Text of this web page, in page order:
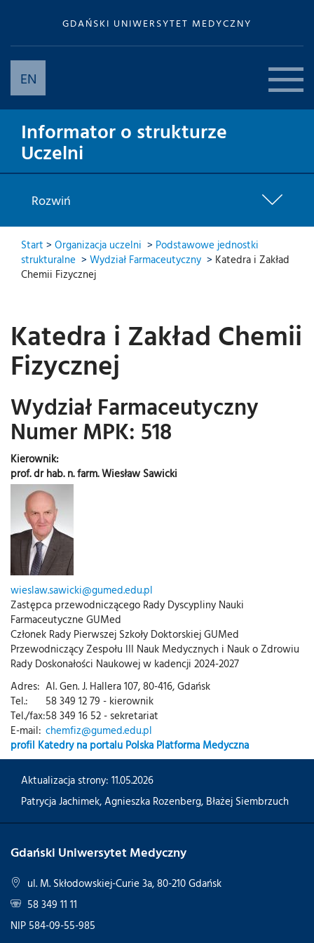
GDAŃSKI UNIWERSYTET MEDYCZNY
EN
Informator o strukturze
Uczelni
Rozwiń
Start > Organizacja uczelni > Podstawowe jednostki
strukturalne > Wydział Farmaceutyczny > Katedra i Zakład
Chemii Fizycznej
Katedra i Zakład Chemii
Fizycznej
Wydział Farmaceutyczny
Numer MPK: 518
Kierownik:
prof. dr hab. n. farm. Wiesław Sawicki
wieslaw.sawicki@gumed.edu.pl
Zastępca przewodniczącego Rady Dyscypliny Nauki
Farmaceutyczne GUMed
Członek Rady Pierwszej Szkoły Doktorskiej GUMed
Przewodniczący Zespołu III Nauk Medycznych i Nauk o Zdrowiu
Rady Doskonałości Naukowej w kadencji 2024-2027
Adres: Al. Gen. J. Hallera 107, 80-416, Gdańsk
Tel.:
58 349 12 79 - kierownik
Tel./fax:58 349 16 52 - sekretariat
E-mail: chemfiz@gumed.edu.pl
profil Katedry na portalu Polska Platforma Medyczna
Aktualizacja strony: 11.05.2026
Patrycja Jachimek,Agnieszka Rozenberg, Błażej Siembrzuch
Gdański Uniwersytet Medyczny
ul. M. Skłodowskiej-Curie 3a, 80-210 Gdańsk
58 349 11 11
NIP 584-09-55-985